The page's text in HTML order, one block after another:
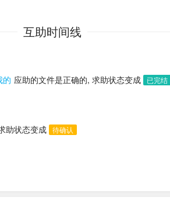
互助时间线
的 应助的文件是正确的, 求助状态变成 已完结
助状态变成 待确认